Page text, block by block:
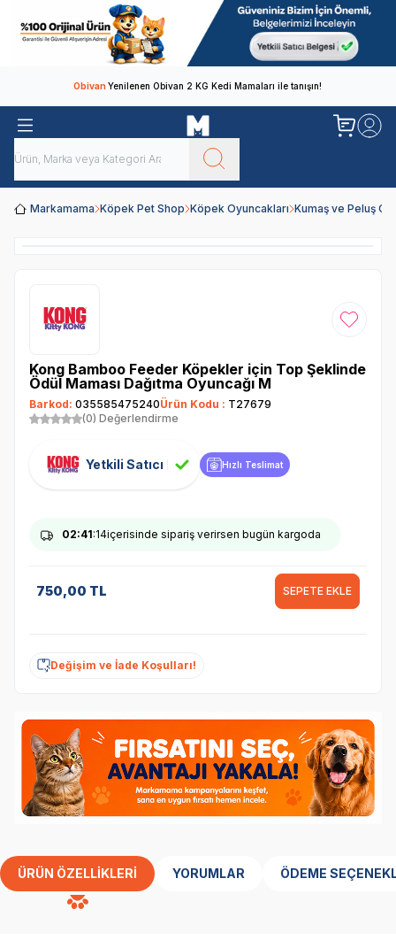
ObivanYenilenen Obivan 2 KG Kedi Mamaları ile tanışın!
Markamama Köpek Pet Shop Köpek Oyuncakları Kumaş ve Peluş
Favoriye
Kong Bamboo Feeder Köpekler için Top Şeklinde
Ödül Maması Dağıtma Oyuncağı M
Barkod: 035585475240Ürün Kodu : T27679
(0) Değerlendirme
Yetkili Satıcı Hızlı Teslimat
02:41:14içerisinde sipariş verirsen bugün kargoda
750,00 TL SEPETE EKLE
Değişim ve İade Koşulları!
ÜRÜN ÖZELLIKLERI YORUMLAR ÖDEME